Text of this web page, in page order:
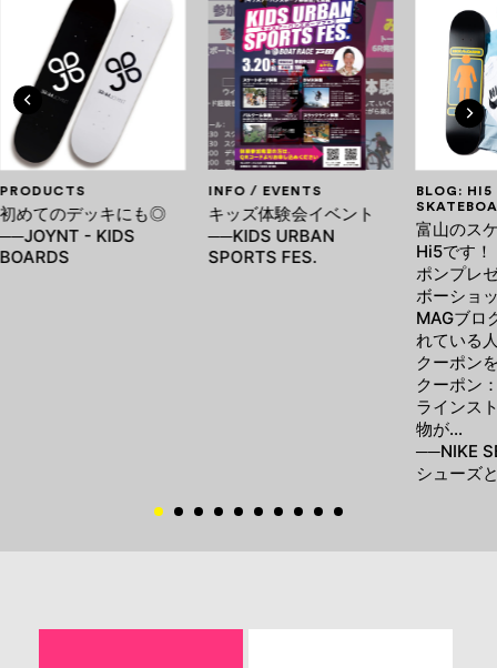
PRODUCTS
初めてのデッキにも◎
──JOYNT - KIDS
BOARDS
INFO / EVENTS
キッズ体験会イベント
──KIDS URBAN
SPORTS FES.
BLOG: HI5
富山のス
Hi5です！
ポンプレ
ボーショ
MAGブロ
れている
クーポン
クーポン
ラインス
物が…
──NIKE
シューズ